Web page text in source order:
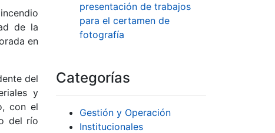
de la
en
del
y
con el
del río
presentación de trabajos
para el certamen de
fotografía
Categorías
Gestión y Operación
Institucionales